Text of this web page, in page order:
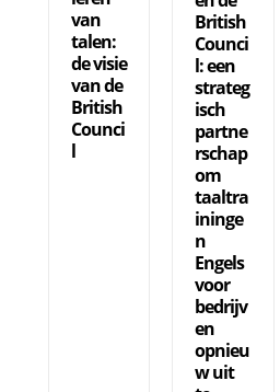
van
talen:
de visie
van de
British
Counci
l
British
Counci
l: een
strateg
isch
partne
rschap
om
taaltra
ininge
n
Engels
voor
bedrijv
en
opnieu
w uit